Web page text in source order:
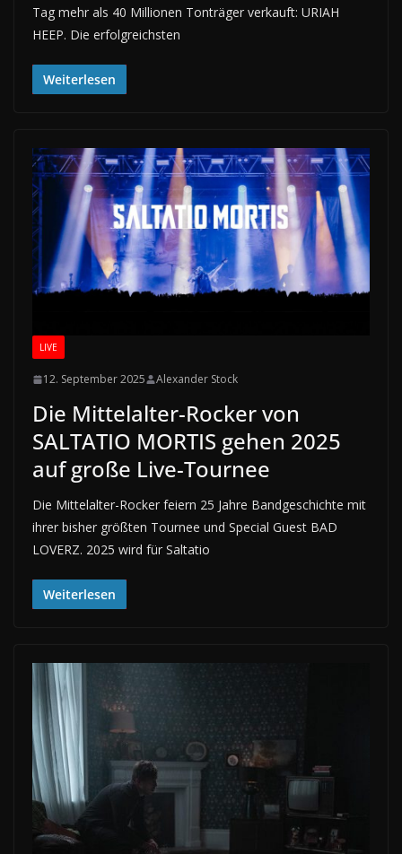
Tag mehr als 40 Millionen Tonträger verkauft: URIAH
HEEP. Die erfolgreichsten
Weiterlesen
LIVE
12. September 2025 Alexander Stock
Die Mittelalter-Rocker von
SALTATIO MORTIS gehen 2025
auf große Live-Tournee
Die Mittelalter-Rocker feiern 25 Jahre Bandgeschichte mit
ihrer bisher größten Tournee und Special Guest BAD
LOVERZ. 2025 wird für Saltatio
Weiterlesen